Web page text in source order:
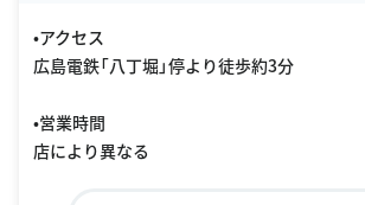
•アクセス
広島電鉄「八丁堀」停より徒歩約3分
•営業時間
店により異なる